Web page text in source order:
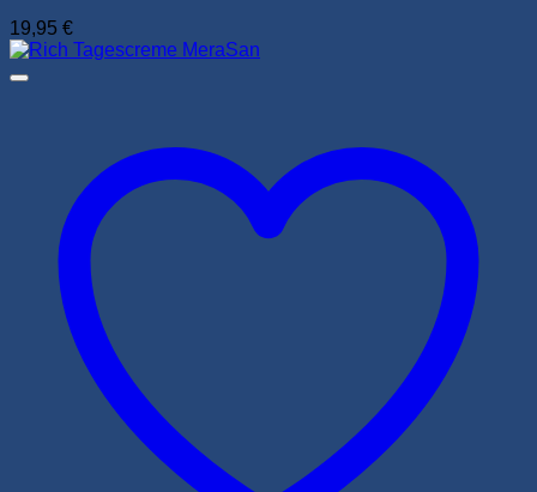
19,95 €